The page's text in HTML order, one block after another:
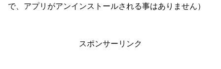
で、アプリがアンインストールされる事はありません）
スポンサーリンク